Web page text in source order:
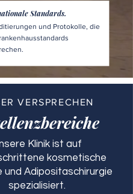
Standards.
und Protokolle, die
VERSPRECHEN
Klinik ist auf
kosmetische
und Adipositaschirurgie
spezialisiert.